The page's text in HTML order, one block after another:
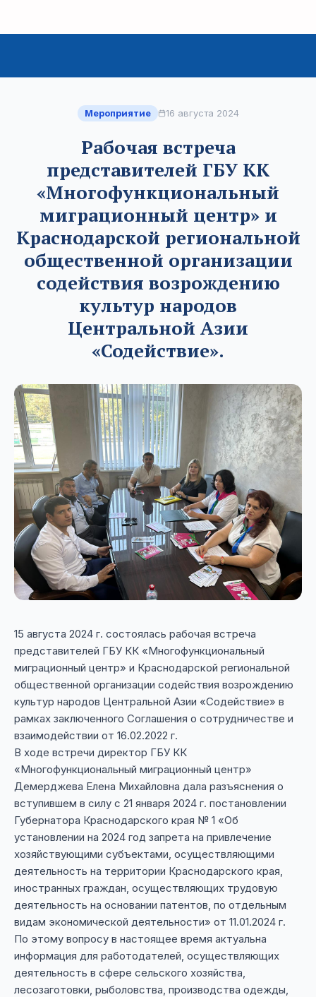
Мероприятие 16 августа 2024
Рабочая встреча
представителей ГБУ КК
«Многофункциональный
миграционный центр» и
Краснодарской региональной
общественной организации
содействия возрождению
культур народов
Центральной Азии
«Содействие».
15 августа 2024 г. состоялась рабочая встреча
представителей ГБУ КК «Многофункциональный
миграционный центр» и Краснодарской региональной
общественной организации содействия возрождению
культур народов Центральной Азии «Содействие» в
рамках заключенного Соглашения о сотрудничестве и
взаимодействии от 16.02.2022 г.
В ходе встречи директор ГБУ КК
«Многофункциональный миграционный центр»
Демерджева Елена Михайловна дала разъяснения о
вступившем в силу с 21 января 2024 г. постановлении
Губернатора Краснодарского края № 1 «Об
установлении на 2024 год запрета на привлечение
хозяйствующими субъектами, осуществляющими
деятельность на территории Краснодарского края,
иностранных граждан, осуществляющих трудовую
деятельность на основании патентов, по отдельным
видам экономической деятельности» от 11.01.2024 г.
По этому вопросу в настоящее время актуальна
информация для работодателей, осуществляющих
деятельность в сфере сельского хозяйства,
лесозаготовки, рыболовства, производства одежды,